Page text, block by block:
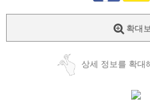
확대
상세 정보를 확대